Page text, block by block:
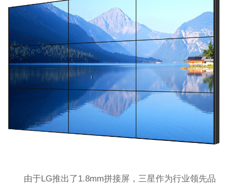
由于LG推出了1.8mm拼接屏，三星作为行业领先品